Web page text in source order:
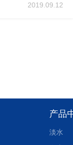
2019.09.12
产品
淡水